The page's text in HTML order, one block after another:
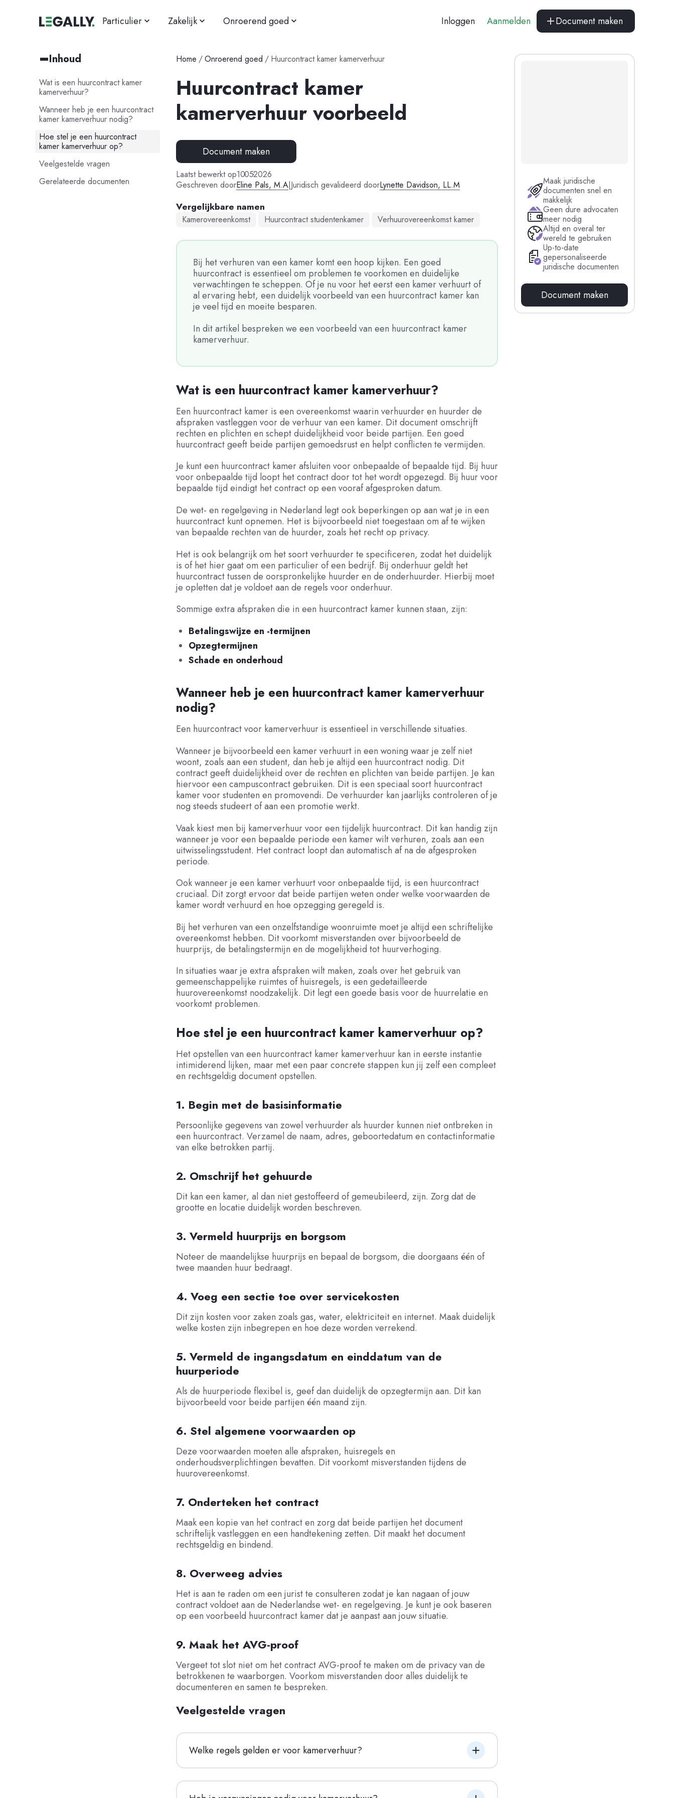
Particulier Zakelijk Onroerend goed Inloggen Aanmelden Document maken
Home /Onroerend goed / Huurcontract kamer kamerverhuur
Huurcontract kamer
kamerverhuur voorbeeld
Document maken
Laatst bewerkt op10-05-2026
Geschreven doorEline Pals, M.A|Juridisch gevalideerd doorLynette Davidson, LL.M
Vergelijkbare namen
Kamerovereenkomst Huurcontract studentenkamer Verhuurovereenkomst kamer
Maak juridische
documenten snel en
makkelijk
Geen dure advocaten
meer nodig
Altijd en overal ter
wereld te gebruiken
Up-to-date
gepersonaliseerde
juridische documenten
Document maken
Bij het verhuren van een kamer komt een hoop kijken. Een goed
huurcontract is essentieel om problemen te voorkomen en duidelijke
verwachtingen te scheppen. Of je nu voor het eerst een kamer verhuurt of
al ervaring hebt, een duidelijk voorbeeld van een huurcontract kamer kan
je veel tijd en moeite besparen.
In dit artikel bespreken we een voorbeeld van een huurcontract kamer
kamerverhuur.
Inhoud
Wat is een huurcontract kamer
kamerverhuur?
Wanneer heb je een huurcontract
kamer kamerverhuur nodig?
Hoe stel je een huurcontract
kamer kamerverhuur op?
Veelgestelde vragen
Gerelateerde documenten
Wat is een huurcontract kamer kamerverhuur?
Een huurcontract kamer is een overeenkomst waarin verhuurder en huurder de
afspraken vastleggen voor de verhuur van een kamer. Dit document omschrijft
rechten en plichten en schept duidelijkheid voor beide partijen. Een goed
huurcontract geeft beide partijen gemoedsrust en helpt conflicten te vermijden.
Je kunt een huurcontract kamer afsluiten voor onbepaalde of bepaalde tijd. Bij huur
voor onbepaalde tijd loopt het contract door tot het wordt opgezegd. Bij huur voor
bepaalde tijd eindigt het contract op een vooraf afgesproken datum.
De wet- en regelgeving in Nederland legt ook beperkingen op aan wat je in een
huurcontract kunt opnemen. Het is bijvoorbeeld niet toegestaan om af te wijken
van bepaalde rechten van de huurder, zoals het recht op privacy.
Het is ook belangrijk om het soort verhuurder te specificeren, zodat het duidelijk
is of het hier gaat om een particulier of een bedrijf. Bij onderhuur geldt het
huurcontract tussen de oorspronkelijke huurder en de onderhuurder. Hierbij moet
je opletten dat je voldoet aan de regels voor onderhuur.
Sommige extra afspraken die in een huurcontract kamer kunnen staan, zijn:
Betalingswijze en -termijnen
Opzegtermijnen
Schade en onderhoud
Wanneer heb je een huurcontract kamer kamerverhuur
nodig?
Een huurcontract voor kamerverhuur is essentieel in verschillende situaties.
Wanneer je bijvoorbeeld een kamer verhuurt in een woning waar je zelf niet
woont, zoals aan een student, dan heb je altijd een huurcontract nodig. Dit
contract geeft duidelijkheid over de rechten en plichten van beide partijen. Je kan
hiervoor een campuscontract gebruiken. Dit is een speciaal soort huurcontract
kamer voor studenten en promovendi. De verhuurder kan jaarlijks controleren of je
nog steeds studeert of aan een promotie werkt.
Vaak kiest men bij kamerverhuur voor een tijdelijk huurcontract. Dit kan handig zijn
wanneer je voor een bepaalde periode een kamer wilt verhuren, zoals aan een
uitwisselingsstudent. Het contract loopt dan automatisch af na de afgesproken
periode.
Ook wanneer je een kamer verhuurt voor onbepaalde tijd, is een huurcontract
cruciaal. Dit zorgt ervoor dat beide partijen weten onder welke voorwaarden de
kamer wordt verhuurd en hoe opzegging geregeld is.
Bij het verhuren van een onzelfstandige woonruimte moet je altijd een schriftelijke
overeenkomst hebben. Dit voorkomt misverstanden over bijvoorbeeld de
huurprijs, de betalingstermijn en de mogelijkheid tot huurverhoging.
In situaties waar je extra afspraken wilt maken, zoals over het gebruik van
gemeenschappelijke ruimtes of huisregels, is een gedetailleerde
huurovereenkomst noodzakelijk. Dit legt een goede basis voor de huurrelatie en
voorkomt problemen.
Hoe stel je een huurcontract kamer kamerverhuur op?
Het opstellen van een huurcontract kamer kamerverhuur kan in eerste instantie
intimiderend lijken, maar met een paar concrete stappen kun jij zelf een compleet
en rechtsgeldig document opstellen.
1. Begin met de basisinformatie
Persoonlijke gegevens van zowel verhuurder als huurder kunnen niet ontbreken in
een huurcontract. Verzamel de naam, adres, geboortedatum en contactinformatie
van elke betrokken partij.
2. Omschrijf het gehuurde
Dit kan een kamer, al dan niet gestoffeerd of gemeubileerd, zijn. Zorg dat de
grootte en locatie duidelijk worden beschreven.
3. Vermeld huurprijs en borgsom
Noteer de maandelijkse huurprijs en bepaal de borgsom, die doorgaans één of
twee maanden huur bedraagt.
4. Voeg een sectie toe over servicekosten
Dit zijn kosten voor zaken zoals gas, water, elektriciteit en internet. Maak duidelijk
welke kosten zijn inbegrepen en hoe deze worden verrekend.
5. Vermeld de ingangsdatum en einddatum van de
huurperiode
Als de huurperiode flexibel is, geef dan duidelijk de opzegtermijn aan. Dit kan
bijvoorbeeld voor beide partijen één maand zijn.
6. Stel algemene voorwaarden op
Deze voorwaarden moeten alle afspraken, huisregels en
onderhoudsverplichtingen bevatten. Dit voorkomt misverstanden tijdens de
huurovereenkomst.
7. Onderteken het contract
Maak een kopie van het contract en zorg dat beide partijen het document
schriftelijk vastleggen en een handtekening zetten. Dit maakt het document
rechtsgeldig en bindend.
8. Overweeg advies
Het is aan te raden om een jurist te consulteren zodat je kan nagaan of jouw
contract voldoet aan de Nederlandse wet- en regelgeving. Je kunt je ook baseren
op een voorbeeld huurcontract kamer dat je aanpast aan jouw situatie.
9. Maak het AVG-proof
Vergeet tot slot niet om het contract AVG-proof te maken om de privacy van de
betrokkenen te waarborgen. Voorkom misverstanden door alles duidelijk te
documenteren en samen te bespreken.
Veelgestelde vragen
Welke regels gelden er voor kamerverhuur?